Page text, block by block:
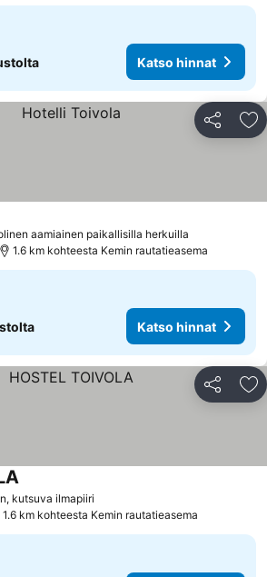
Katso hinnat
Jaa
aamiainen paikallisilla herkuilla
1.6 km kohteesta Kemin rautatieasema
Katso hinnat
Jaa
kutsuva ilmapiiri
1.6 km kohteesta Kemin rautatieasema